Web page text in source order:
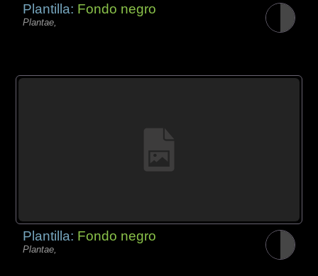
Plantilla: Fondo negro
Plantae,
Plantilla: Fondo negro
Plantae,